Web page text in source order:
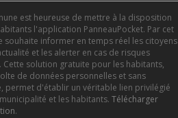
est heureuse de mettre à la disposition
l'application PanneauPocket. Par cet
souhaite informer en temps réel les citoyens
et les alerter en cas de risques
Cette solution gratuite pour les habitants,
de données personnelles et sans
permet d'établir un véritable lien privilégié
et les habitants. Télécharger
.